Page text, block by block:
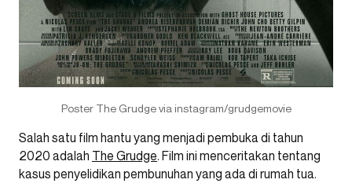
Poster The Grudge via instagram/grudgemovie
Salah satu film hantu yang menjadi pembuka di tahun
2020 adalah The Grudge. Film ini menceritakan tentang
kasus penyelidikan pembunuhan yang ada di rumah tua.